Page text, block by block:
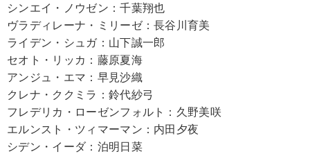
シンエイ・ノウゼン：千葉翔也
ヴラディレーナ・ミリーゼ：長谷川育美
ライデン・シュガ：山下誠一郎
セオト・リッカ：藤原夏海
アンジュ・エマ：早見沙織
クレナ・ククミラ：鈴代紗弓
フレデリカ・ローゼンフォルト：久野美咲
エルンスト・ツィマーマン：内田夕夜
シデン・イーダ：泊明日菜